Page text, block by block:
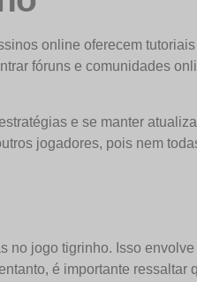
online oferecem
fóruns e comunidades
e se manter
jogadores, pois nem
no jogo tigrinho. Isso
é importante ressaltar